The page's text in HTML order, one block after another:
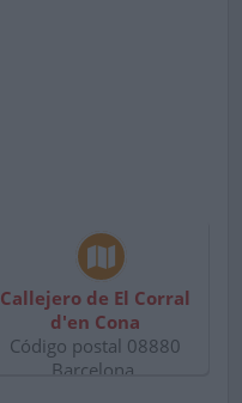
Callejero de El Corral
d'en Cona
Código postal 08880
Barcelona.